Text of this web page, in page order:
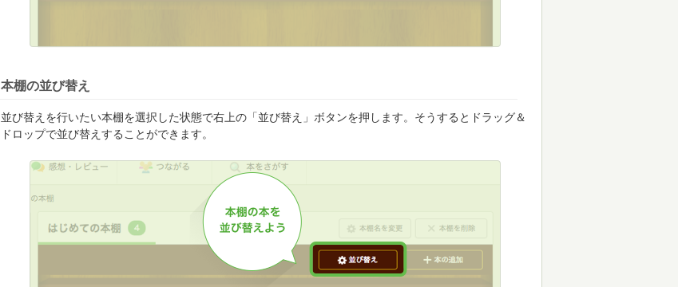
本棚の並び替え
並び替えを行いたい本棚を選択した状態で右上の「並び替え」ボタンを押します。そうするとドラッグ＆
ドロップで並び替えすることができます。